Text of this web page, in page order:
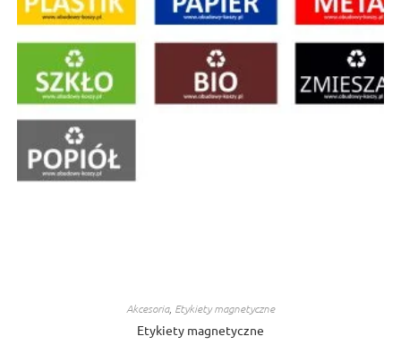
Akcesoria, Etykiety magnetyczne
Etykiety magnetyczne